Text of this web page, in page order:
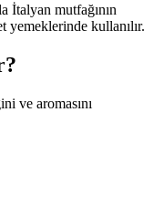
İtalyan mutfağının
yemeklerinde kullanılır.
ve aromasını